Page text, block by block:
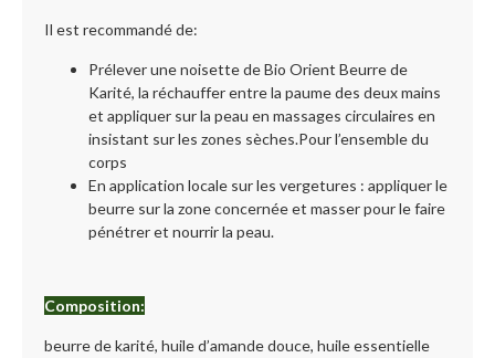
Il est recommandé de:
Prélever une noisette de Bio Orient Beurre de
Karité, la réchauffer entre la paume des deux mains
et appliquer sur la peau en massages circulaires en
insistant sur les zones sèches.​Pour l’ensemble du
corps
En application locale sur les vergetures : appliquer le
beurre sur la zone concernée et masser pour le faire
pénétrer et nourrir la peau.
Composition:
beurre de karité, huile d’amande douce, huile essentielle